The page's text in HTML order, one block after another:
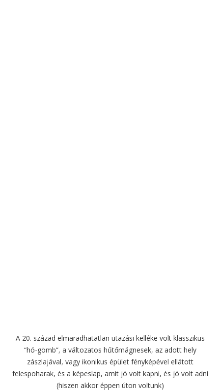
A 20. század elmaradhatatlan utazási kelléke volt klasszikus
“hó-gömb”, a változatos hűtőmágnesek, az adott hely
zászlajával, vagy ikonikus épület fényképével ellátott
felespoharak, és a képeslap, amit jó volt kapni, és jó volt adni
(hiszen akkor éppen úton voltunk)